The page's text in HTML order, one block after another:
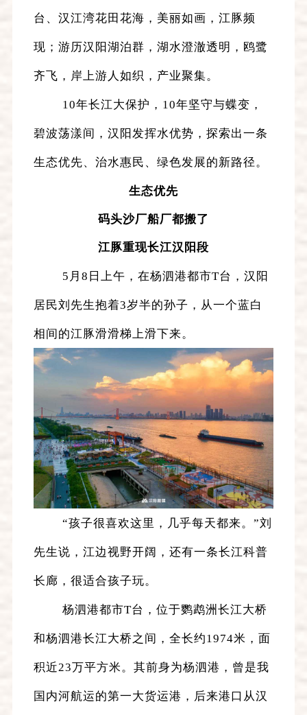
台、汉江湾花田花海，美丽如画，江豚频
现；游历汉阳湖泊群，湖水澄澈透明，鸥鹭
齐飞，岸上游人如织，产业聚集。
10年长江大保护，10年坚守与蝶变，
碧波荡漾间，汉阳发挥水优势，探索出一条
生态优先、治水惠民、绿色发展的新路径。
生态优先
码头沙厂船厂都搬了
江豚重现长江汉阳段
5月8日上午，在杨泗港都市T台，汉阳
居民刘先生抱着3岁半的孙子，从一个蓝白
相间的江豚滑滑梯上滑下来。
“孩子很喜欢这里，几乎每天都来。”刘
先生说，江边视野开阔，还有一条长江科普
长廊，很适合孩子玩。
杨泗港都市T台，位于鹦鹉洲长江大桥
和杨泗港长江大桥之间，全长约1974米，面
积近23万平方米。其前身为杨泗港，曾是我
国内河航运的第一大货运港，后来港口从汉